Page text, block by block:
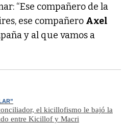
“Ese compañero de la
ese compañero Axel
y al que vamos a
el kicillofismo le bajó la
entre Kicillof y Macri